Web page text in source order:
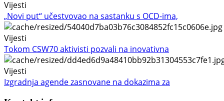
Vijesti
„Novi put“ učestvovao na sastanku s OCD-ima,
Vijesti
Tokom CSW70 aktivisti pozvali na inovativna
Vijesti
Izgradnja agende zasnovane na dokazima za